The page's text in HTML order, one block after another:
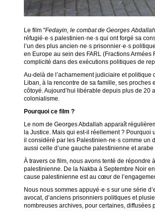
Le film "Fedayin, le combat de Georges Abdallah
réfugié·e·s palestinien·ne·s qui ont forgé sa
l’un des plus ancien·ne·s prisonnier·e·s
en Europe au sein des FARL (Fractions
complicité dans des exécutions politiques de
Au-delà de l’acharnement judiciaire et politique
Liban, à la rencontre de sa famille, ses
côtoyé. Aujourd’hui libérable depuis plus de 20
colonialisme.
Pourquoi ce film ?
Le nom de Georges Abdallah apparaît
la Justice. Mais qui est-il réellement ?
il considéré par les Palestinien·ne·s comme un
aussi celle d’une gauche palestinienne et
À travers ce film, nous avons tenté de répondre
palestinienne. De la Nakba à Septembre Noir
cause palestinienne est au cœur de
Nous nous sommes appuyé·e·s sur une série
avocat, d’anciens prisonniers politiques et
nombreuses archives, pour certaines, diffusées